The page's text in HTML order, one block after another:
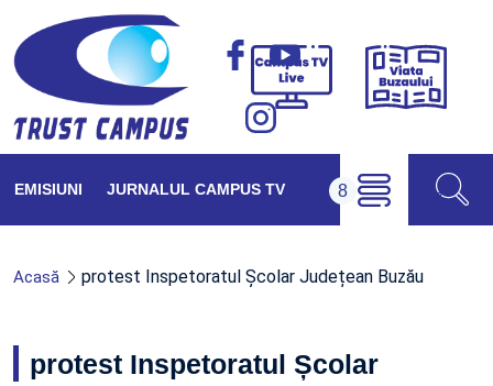
Campus
Viața
EMISIUNI JURNALUL CAMPUS TV
Acasă protest Inspetoratul Școlar Județean Buzău
protest Inspetoratul Școlar